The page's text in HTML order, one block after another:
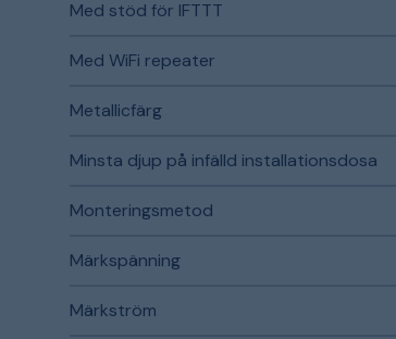
Med stöd för IFTTT
Med WiFi repeater
Metallicfärg
Minsta djup på infälld installationsdosa
Monteringsmetod
Märkspänning
Märkström